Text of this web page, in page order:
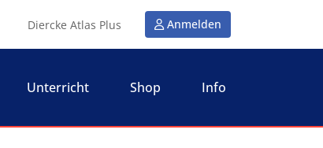
Diercke Atlas Plus Anmelden
Unterricht Shop Info